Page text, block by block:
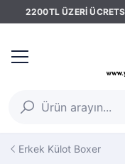
2200TL ÜZERİ
Erkek Külot Boxer